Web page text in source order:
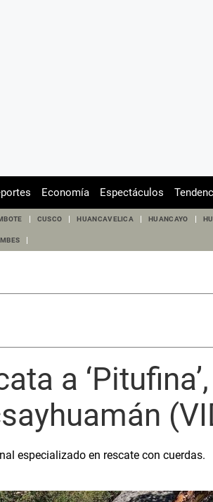
Economía Espectáculos
CUSCO HUANCAVELICA HUANCAYO
a
especializado en rescate con cuerdas.